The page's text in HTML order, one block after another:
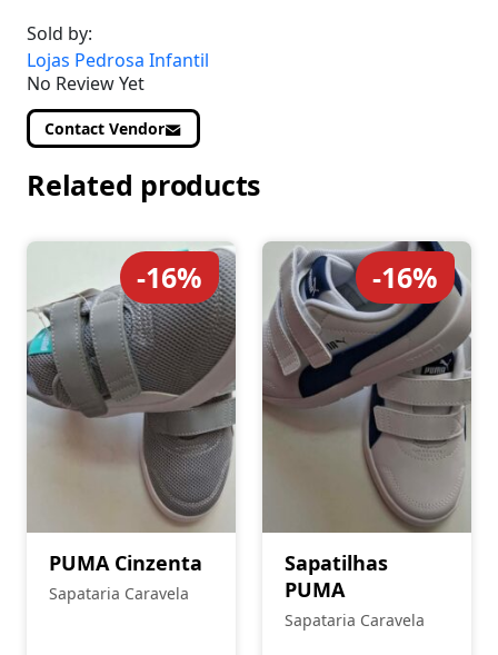
Sold by:
Lojas Pedrosa Infantil
No Review Yet
Contact Vendor
Related products
-16%
PUMA Cinzenta
Sapataria Caravela
-16%
Sapatilhas
PUMA
Sapataria Caravela